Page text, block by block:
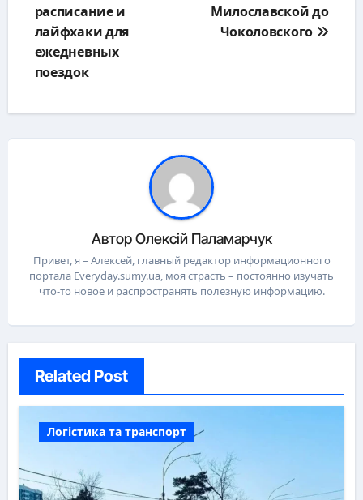
расписание и
лайфхаки для
ежедневных
поездок
Милославской до
Чоколовского
АвторОлексій Паламарчук
Привет, я – Алексей, главный редактор информационного
портала Everyday.sumy.ua, моя страсть – постоянно изучать
что-то новое и распространять полезную информацию.
Related Post
Логістика та транспорт